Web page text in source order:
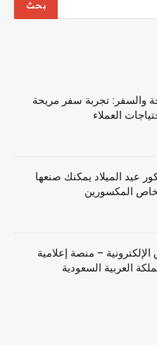
والسفر: تجربة سفر مريحة
العملاء
عيد الميلاد يمكنك صنعها
المكسورين
– منصة إعلامية
العربية السعودية